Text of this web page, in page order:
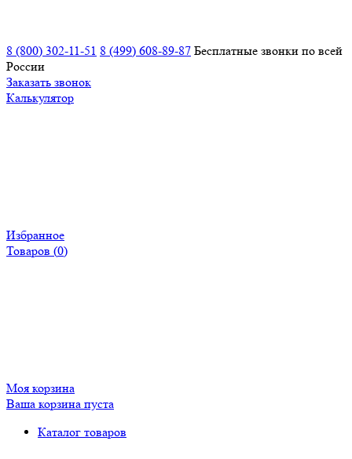
8 (800) 302-11-51 8 (499) 608-89-87 Бесплатные звонки по всей
России
Заказать звонок
Калькулятор
Избранное
Товаров (0)
Моя корзина
Ваша корзина пуста
Каталог товаров